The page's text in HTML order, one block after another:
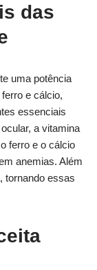
das
uma potência
e cálcio,
essenciais
a vitamina
ferro e o cálcio
anemias. Além
tornando essas